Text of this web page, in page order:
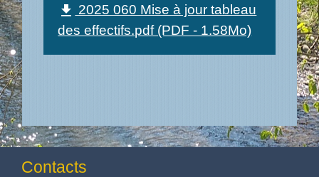
file_download 2025 060 Mise à jour tableau
des effectifs.pdf (PDF - 1.58Mo)
Contacts